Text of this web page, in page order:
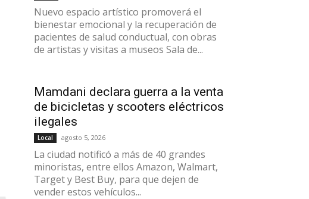
Nuevo espacio artístico promoverá el
bienestar emocional y la recuperación de
pacientes de salud conductual, con obras
de artistas y visitas a museos Sala de...
Mamdani declara guerra a la venta
de bicicletas y scooters eléctricos
ilegales
Local agosto 5, 2026
La ciudad notificó a más de 40 grandes
minoristas, entre ellos Amazon, Walmart,
Target y Best Buy, para que dejen de
vender estos vehículos...